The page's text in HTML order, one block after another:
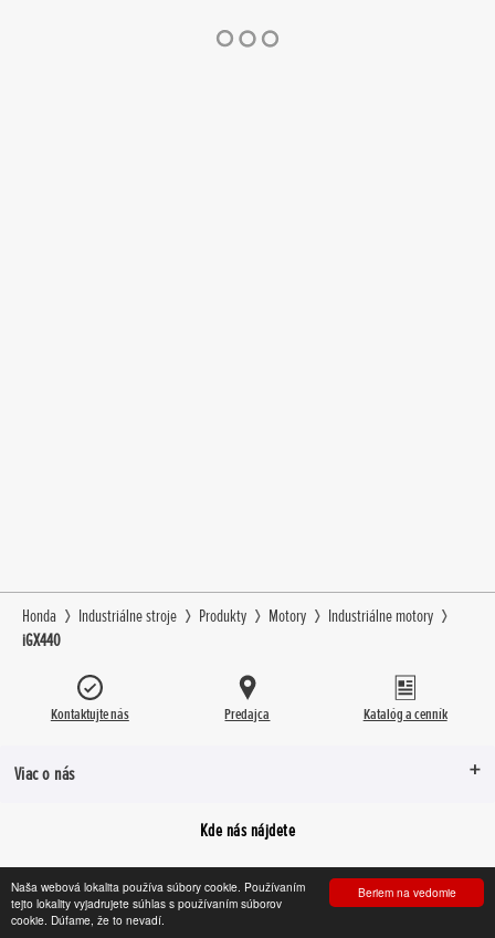
Beriem na vedomie
Naša webová lokalita používa súbory cookie. Používaním
tejto lokality vyjadrujete súhlas s používaním súborov
cookie. Dúfame, že to nevadí.
Honda Industriálne stroje Produkty Motory
Industriálne motory
iGX440
Kontaktujte nás Predajca Katalóg a cenník
Viac o nás
Kde nás nájdete
Facebook